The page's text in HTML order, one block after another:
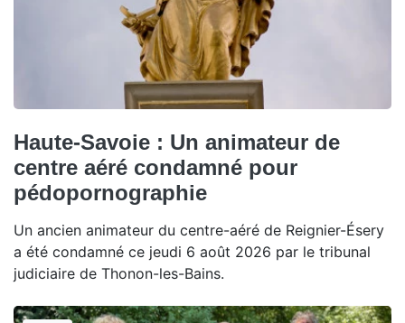
Haute-Savoie : Un animateur de
centre aéré condamné pour
pédopornographie
Un ancien animateur du centre-aéré de Reignier-Ésery
a été condamné ce jeudi 6 août 2026 par le tribunal
judiciaire de Thonon-les-Bains.